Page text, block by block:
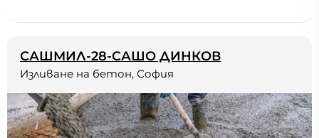
САШМИЛ-28-САШО ДИНКОВ
Изливане на бетон, София